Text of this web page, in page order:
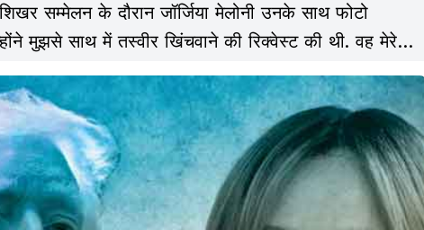
सम्मेलन के दौरान जॉर्जिया मेलोनी उनके साथ फोटो
मुझसे साथ में तस्वीर खिंचवाने की रिक्वेस्ट की थी. वह मेरे
नहीं खिंचवाना चाहता था